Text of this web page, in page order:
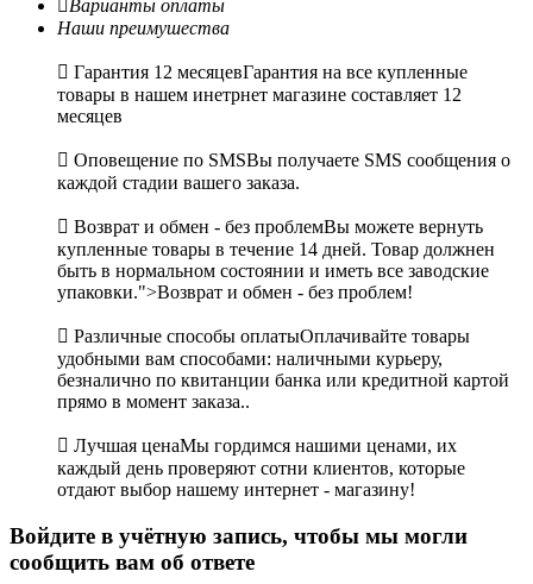
Варианты оплаты
Наши преимушества
 Гарантия 12 месяцевГарантия на все купленные
товары в нашем инетрнет магазине составляет 12
месяцев
 Оповещение по SMSВы получаете SMS сообщения о
каждой стадии вашего заказа.
 Возврат и обмен - без проблемВы можете вернуть
купленные товары в течение 14 дней. Товар должнен
быть в нормальном состоянии и иметь все заводские
упаковки.">Возврат и обмен - без проблем!
 Различные способы оплатыОплачивайте товары
удобными вам способами: наличными курьеру,
безналично по квитанции банка или кредитной картой
прямо в момент заказа..
 Лучшая ценаМы гордимся нашими ценами, их
каждый день проверяют сотни клиентов, которые
отдают выбор нашему интернет - магазину!
Войдите в учётную запись, чтобы мы могли
сообщить вам об ответе